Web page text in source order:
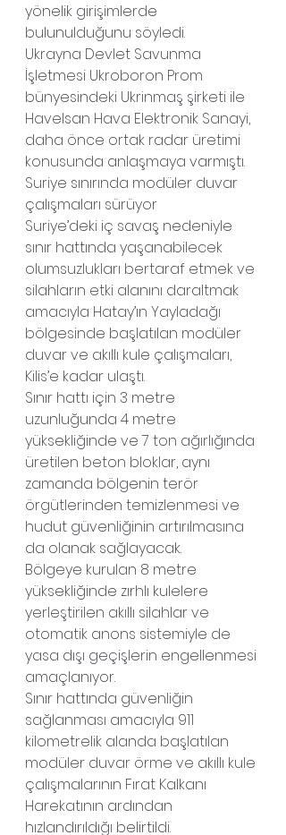
yönelik girişimlerde
bulunulduğunu söyledi.
Ukrayna Devlet Savunma
İşletmesi Ukroboron Prom
bünyesindeki Ukrinmaş şirketi ile
Havelsan Hava Elektronik Sanayi,
daha önce ortak radar üretimi
konusunda anlaşmaya varmıştı.
Suriye sınırında modüler duvar
çalışmaları sürüyor
Suriye’deki iç savaş nedeniyle
sınır hattında yaşanabilecek
olumsuzlukları bertaraf etmek ve
silahların etki alanını daraltmak
amacıyla Hatay’ın Yayladağı
bölgesinde başlatılan modüler
duvar ve akıllı kule çalışmaları,
Kilis’e kadar ulaştı.
Sınır hattı için 3 metre
uzunluğunda 4 metre
yüksekliğinde ve 7 ton ağırlığında
üretilen beton bloklar, aynı
zamanda bölgenin terör
örgütlerinden temizlenmesi ve
hudut güvenliğinin artırılmasına
da olanak sağlayacak.
Bölgeye kurulan 8 metre
yüksekliğinde zırhlı kulelere
yerleştirilen akıllı silahlar ve
otomatik anons sistemiyle de
yasa dışı geçişlerin engellenmesi
amaçlanıyor.
Sınır hattında güvenliğin
sağlanması amacıyla 911
kilometrelik alanda başlatılan
modüler duvar örme ve akıllı kule
çalışmalarının Fırat Kalkanı
Harekatının ardından
hızlandırıldığı belirtildi.